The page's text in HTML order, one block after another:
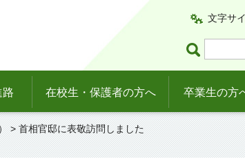
文字サ
路 在校生・保護者の方へ 卒業生の方
> 首相官邸に表敬訪問しました